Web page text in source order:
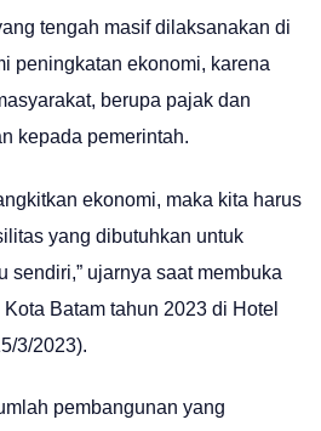
tengah masif dilaksanakan di
peningkatan ekonomi, karena
berupa pajak dan
kepada pemerintah.
ekonomi, maka kita harus
yang dibutuhkan untuk
sendiri,” ujarnya saat membuka
Batam tahun 2023 di Hotel
3/2023).
pembangunan yang